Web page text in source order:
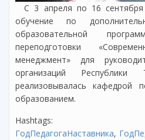
С 3 апреля по 16
обучение по
образовательной
переподготовки
менеджмент» для
организаций Республики
реализовывалась кафедрой
образованием.
Hashtags:
ГодПедагогаНаставника